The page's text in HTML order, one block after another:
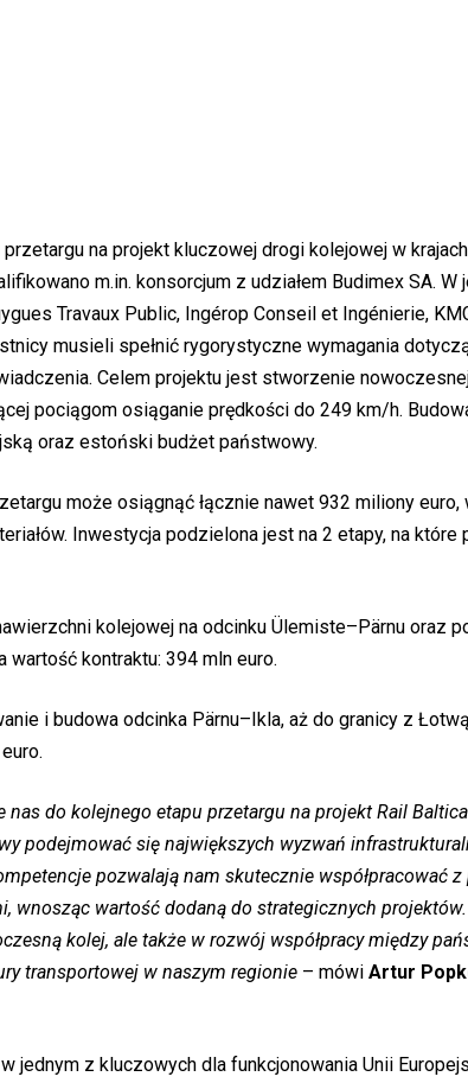
na projekt kluczowej drogi kolejowej w
m.in. konsorcjum z udziałem Budimex SA.
Travaux Public, Ingérop Conseil et Ingénierie,
musieli spełnić rygorystyczne wymagania
Celem projektu jest stworzenie
pociągom osiąganie prędkości do 249 km/h.
oraz estoński budżet państwowy.
może osiągnąć łącznie nawet 932 miliony
Inwestycja podzielona jest na 2 etapy, na które
kolejowej na odcinku Ülemiste–Pärnu oraz
wartość kontraktu: 394 mln euro.
i budowa odcinka Pärnu–Ikla, aż do granicy z
nas do kolejnego etapu przetargu na projekt Rail
podejmować się największych wyzwań
pozwalają nam skutecznie współpracować z
wnosząc wartość dodaną do strategicznych
kolej, ale także w rozwój współpracy między
transportowej w naszym regionie – mówi Artur
jednym z kluczowych dla funkcjonowania Unii